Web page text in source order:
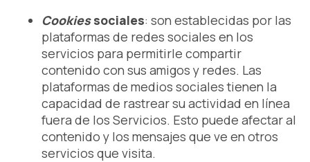
Cookiessociales: son establecidas por las
plataformas de redes sociales en los
servicios para permitirle compartir
contenido con sus amigos y redes. Las
plataformas de medios sociales tienen la
capacidad de rastrear su actividad en línea
fuera de los Servicios. Esto puede afectar al
contenido y los mensajes que ve en otros
servicios que visita.